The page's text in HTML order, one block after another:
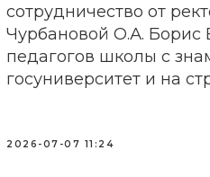
сотрудничество от
Чурбановой О.А. Борис
педагогов школы с
госуниверситет и на
2026-07-07 11:24